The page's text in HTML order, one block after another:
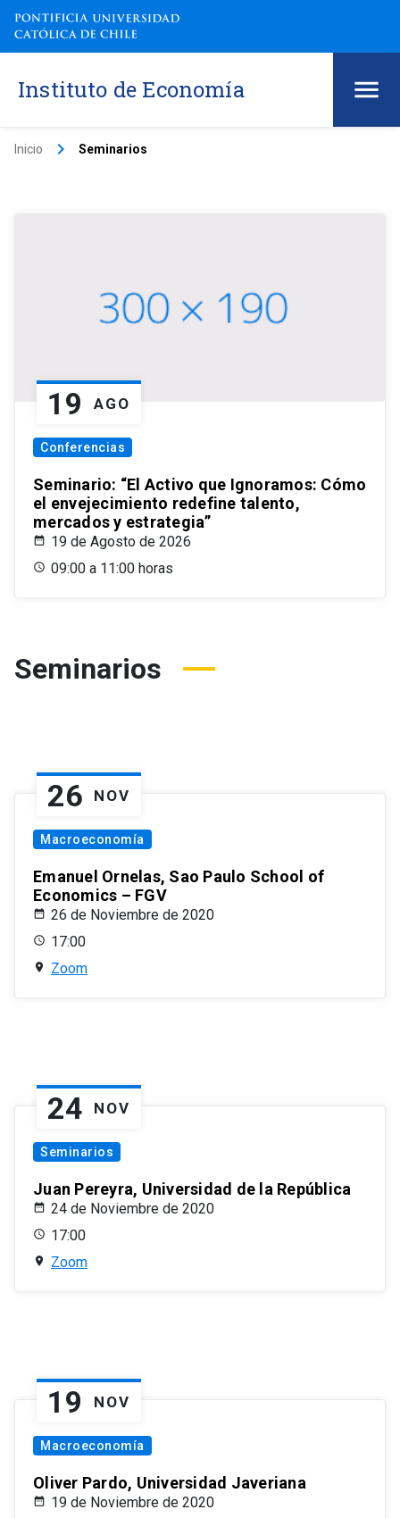
Instituto de Economía
Inicio keyboard_arrow_right Seminarios
19 AGO
Conferencias
Seminario: “El Activo que Ignoramos: Cómo
el envejecimiento redefine talento,
mercados y estrategia”
19 de Agosto de 2026
09:00 a 11:00 horas
Seminarios
26 NOV
Macroeconomía
Emanuel Ornelas, Sao Paulo School of
Economics – FGV
26 de Noviembre de 2020
17:00
Zoom
24 NOV
Seminarios
Juan Pereyra, Universidad de la República
24 de Noviembre de 2020
17:00
Zoom
19 NOV
Macroeconomía
Oliver Pardo, Universidad Javeriana
19 de Noviembre de 2020